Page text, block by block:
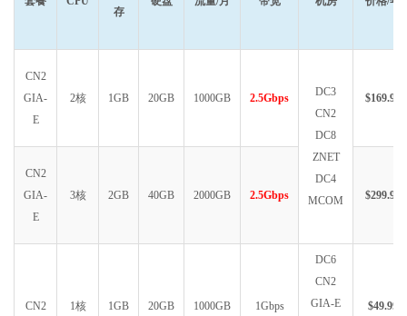
存
CN2
GIA-
E
2核 1GB 20GB 1000GB 2.5Gbps
DC3
CN2
DC8
ZNET
DC4
MCOM
$169.99
CN2
GIA-
E
3核 2GB 40GB 2000GB 2.5Gbps $299.99
CN2 1核 1GB 20GB 1000GB 1Gbps
DC6
CN2
GIA-E
$49.99